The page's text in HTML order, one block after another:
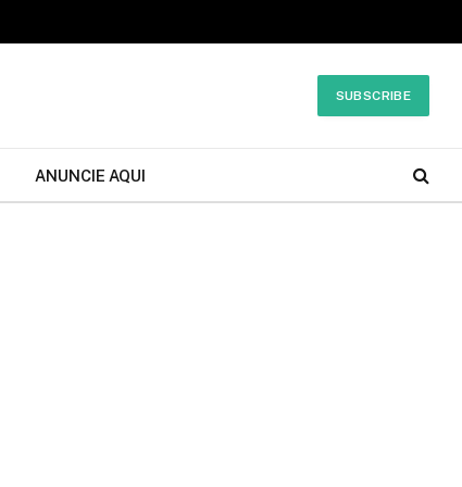
SUBSCRIBE
ANUNCIE AQUI